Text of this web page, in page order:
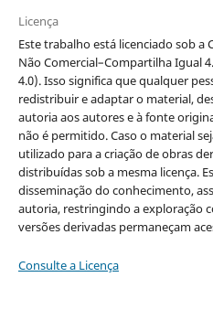
Licença
Este trabalho está licenciado sob a
Não Comercial–Compartilha Igual
4.0). Isso significa que qualquer
redistribuir e adaptar o material,
autoria aos autores e à fonte
não é permitido. Caso o material
utilizado para a criação de obras
distribuídas sob a mesma licença.
disseminação do conhecimento,
autoria, restringindo a exploração
versões derivadas permaneçam
Consulte a Licença